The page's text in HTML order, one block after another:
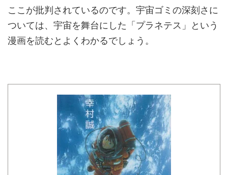
ここが批判されているのです。宇宙ゴミの深刻さに
ついては、宇宙を舞台にした「プラネテス」という
漫画を読むとよくわかるでしょう。